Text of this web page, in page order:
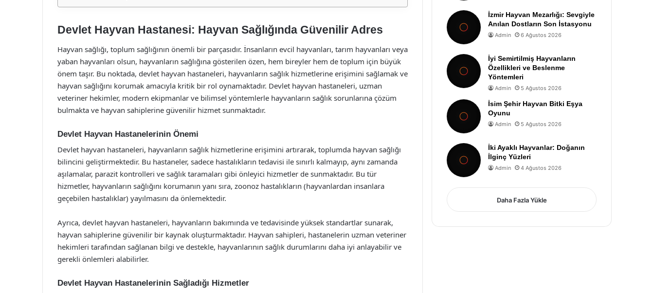
Devlet Hayvan Hastanesi: Hayvan Sağlığında Güvenilir Adres
Hayvan sağlığı, toplum sağlığının önemli bir parçasıdır. İnsanların evcil hayvanları, tarım hayvanları veya
yaban hayvanları olsun, hayvanların sağlığına gösterilen özen, hem bireyler hem de toplum için büyük
önem taşır. Bu noktada, devlet hayvan hastaneleri, hayvanların sağlık hizmetlerine erişimini sağlamak ve
hayvan sağlığını korumak amacıyla kritik bir rol oynamaktadır. Devlet hayvan hastaneleri, uzman
veteriner hekimler, modern ekipmanlar ve bilimsel yöntemlerle hayvanların sağlık sorunlarına çözüm
bulmakta ve hayvan sahiplerine güvenilir hizmet sunmaktadır.
Devlet Hayvan Hastanelerinin Önemi
Devlet hayvan hastaneleri, hayvanların sağlık hizmetlerine erişimini artırarak, toplumda hayvan sağlığı
bilincini geliştirmektedir. Bu hastaneler, sadece hastalıkların tedavisi ile sınırlı kalmayıp, aynı zamanda
aşılamalar, parazit kontrolleri ve sağlık taramaları gibi önleyici hizmetler de sunmaktadır. Bu tür
hizmetler, hayvanların sağlığını korumanın yanı sıra, zoonoz hastalıkların (hayvanlardan insanlara
geçebilen hastalıklar) yayılmasını da önlemektedir.
Ayrıca, devlet hayvan hastaneleri, hayvanların bakımında ve tedavisinde yüksek standartlar sunarak,
hayvan sahiplerine güvenilir bir kaynak oluşturmaktadır. Hayvan sahipleri, hastanelerin uzman veteriner
hekimleri tarafından sağlanan bilgi ve destekle, hayvanlarının sağlık durumlarını daha iyi anlayabilir ve
gerekli önlemleri alabilirler.
Devlet Hayvan Hastanelerinin Sağladığı Hizmetler
İzmir Hayvan Mezarlığı: Sevgiyle
Anılan Dostların Son İstasyonu
Admin 6 Ağustos 2026
İyi Semirtilmiş Hayvanların
Özellikleri ve Beslenme
Yöntemleri
Admin 5 Ağustos 2026
İsim Şehir Hayvan Bitki Eşya
Oyunu
Admin 5 Ağustos 2026
İki Ayaklı Hayvanlar: Doğanın
İlginç Yüzleri
Admin 4 Ağustos 2026
Daha Fazla Yükle